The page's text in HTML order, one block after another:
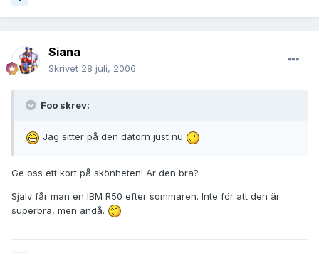
Siana
Skrivet 28 juli, 2006
Foo skrev:
Jag sitter på den datorn just nu
Ge oss ett kort på skönheten! Är den bra?
Själv får man en IBM R50 efter sommaren. Inte för att den är
superbra, men ändå.